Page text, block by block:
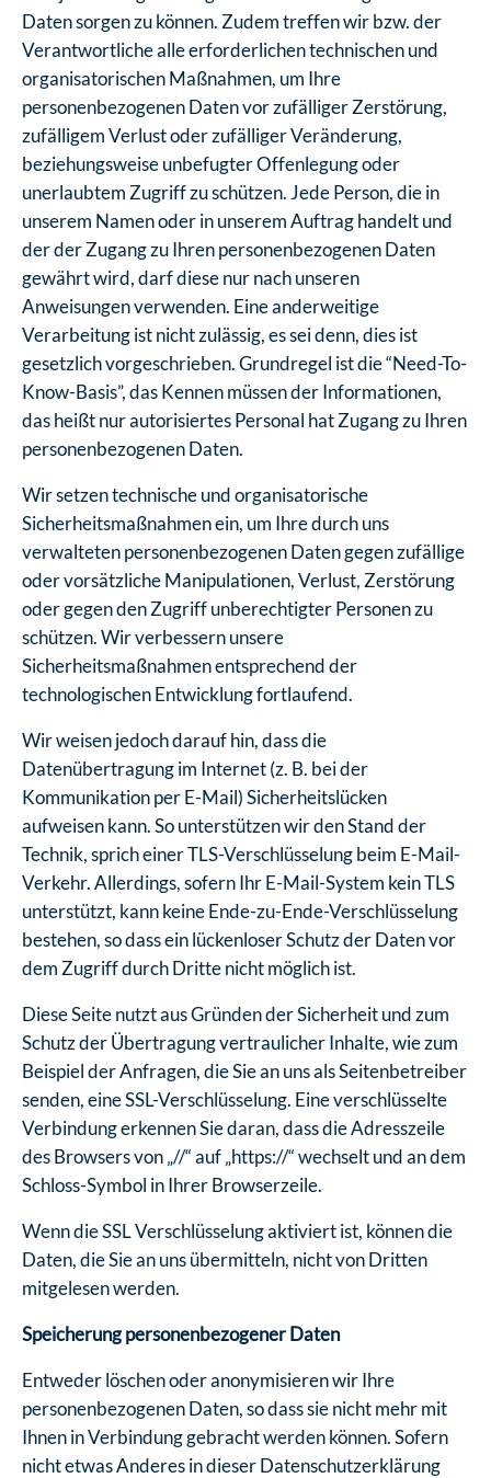
Daten sorgen zu können. Zudem treffen wir bzw. der
Verantwortliche alle erforderlichen technischen und
organisatorischen Maßnahmen, um Ihre
personenbezogenen Daten vor zufälliger Zerstörung,
zufälligem Verlust oder zufälliger Veränderung,
beziehungsweise unbefugter Offenlegung oder
unerlaubtem Zugriff zu schützen. Jede Person, die in
unserem Namen oder in unserem Auftrag handelt und
der der Zugang zu Ihren personenbezogenen Daten
gewährt wird, darf diese nur nach unseren
Anweisungen verwenden. Eine anderweitige
Verarbeitung ist nicht zulässig, es sei denn, dies ist
gesetzlich vorgeschrieben. Grundregel ist die “Need-To-
Know-Basis”, das Kennen müssen der Informationen,
das heißt nur autorisiertes Personal hat Zugang zu Ihren
personenbezogenen Daten.
Wir setzen technische und organisatorische
Sicherheitsmaßnahmen ein, um Ihre durch uns
verwalteten personenbezogenen Daten gegen zufällige
oder vorsätzliche Manipulationen, Verlust, Zerstörung
oder gegen den Zugriff unberechtigter Personen zu
schützen. Wir verbessern unsere
Sicherheitsmaßnahmen entsprechend der
technologischen Entwicklung fortlaufend.
Wir weisen jedoch darauf hin, dass die
Datenübertragung im Internet (z. B. bei der
Kommunikation per E-Mail) Sicherheitslücken
aufweisen kann. So unterstützen wir den Stand der
Technik, sprich einer TLS-Verschlüsselung beim E-Mail-
Verkehr. Allerdings, sofern Ihr E-Mail-System kein TLS
unterstützt, kann keine Ende-zu-Ende-Verschlüsselung
bestehen, so dass ein lückenloser Schutz der Daten vor
dem Zugriff durch Dritte nicht möglich ist.
Diese Seite nutzt aus Gründen der Sicherheit und zum
Schutz der Übertragung vertraulicher Inhalte, wie zum
Beispiel der Anfragen, die Sie an uns als Seitenbetreiber
senden, eine SSL-Verschlüsselung. Eine verschlüsselte
Verbindung erkennen Sie daran, dass die Adresszeile
des Browsers von „//“ auf „https://“ wechselt und an dem
Schloss-Symbol in Ihrer Browserzeile.
Wenn die SSL Verschlüsselung aktiviert ist, können die
Daten, die Sie an uns übermitteln, nicht von Dritten
mitgelesen werden.
Speicherung personenbezogener Daten
Entweder löschen oder anonymisieren wir Ihre
personenbezogenen Daten, so dass sie nicht mehr mit
Ihnen in Verbindung gebracht werden können. Sofern
nicht etwas Anderes in dieser Datenschutzerklärung